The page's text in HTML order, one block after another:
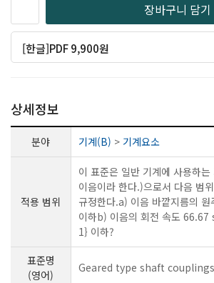
장바구니 담기
[한글]PDF 9,900원
상세정보
분야 기계(B) > 기계요소
적용 범위
이 표준은 일반 기계에 사용하
이음이라 한다.)으로서 다음 범
규정한다.a) 이음 바깥지름의
이하b) 이음의 회전 속도
1} 이하?
표준명
(영어)
Geared type shaft couplings